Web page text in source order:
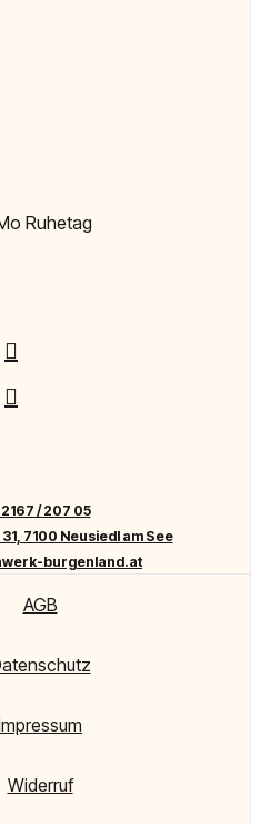
Ruhetag
/ 207 05
7100 Neusiedl am See
burgenland.at
AGB
Widerruf